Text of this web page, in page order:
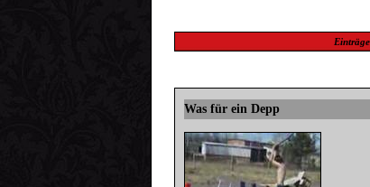
Was für ein Depp